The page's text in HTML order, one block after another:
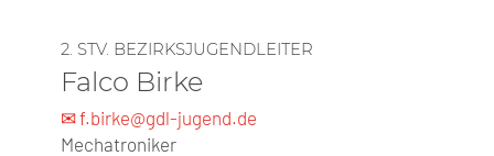
2. STV. BEZIRKSJUGENDLEITER
Falco Birke
✉ f.birke@gdl-jugend.de
Mechatroniker